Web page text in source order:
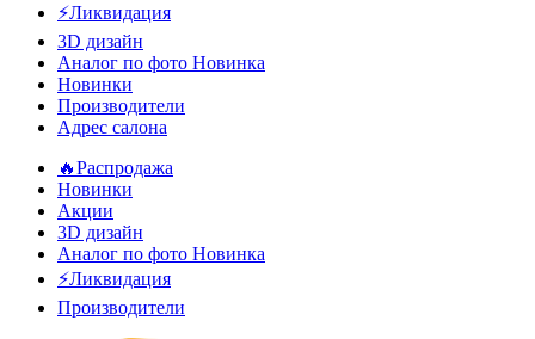
⚡️Ликвидация
3D дизайн
Аналог по фото Новинка
Новинки
Производители
Адрес салона
🔥Распродажа
Новинки
Акции
3D дизайн
Аналог по фото Новинка
⚡Ликвидация
Производители